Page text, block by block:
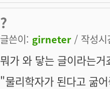
?
글쓴이: girneter / 작성
뭐가 와 닿는 글이라는거
"물리학자가 된다고 굶